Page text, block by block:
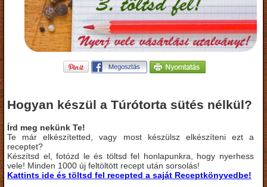
Hogyan készül a Túrótorta sütés nélkül?
Írd meg nekünk Te!
Te már elkészítetted, vagy most készülsz elkészíteni ezt a
receptet?
Készítsd el, fotózd le és töltsd fel honlapunkra, hogy nyerhess
vele! Minden 1000 új feltöltött recept után sorsolás!
Kattints ide és töltsd fel recepted a saját Receptkönyvedbe!